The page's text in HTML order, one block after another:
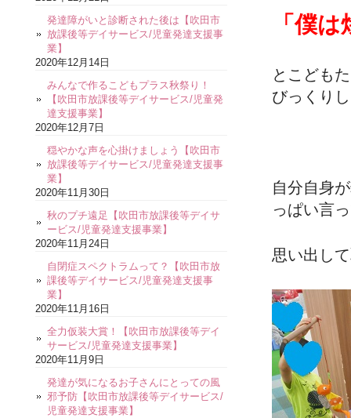
「僕
とこども
びっくり
自分自身
っぱい言
思い出し
発達障がいと診断された後は【吹田市
放課後等デイサービス/児童発達支援事
業】
2020年12月14日
みんなで作るこどもプラス秋祭り！
【吹田市放課後等デイサービス/児童発
達支援事業】
2020年12月7日
穏やかな声を心掛けましょう【吹田市
放課後等デイサービス/児童発達支援事
業】
2020年11月30日
秋のプチ遠足【吹田市放課後等デイサ
ービス/児童発達支援事業】
2020年11月24日
自閉症スペクトラムって？【吹田市放
課後等デイサービス/児童発達支援事
業】
2020年11月16日
全力仮装大賞！【吹田市放課後等デイ
サービス/児童発達支援事業】
2020年11月9日
発達が気になるお子さんにとっての風
邪予防【吹田市放課後等デイサービス/
児童発達支援事業】